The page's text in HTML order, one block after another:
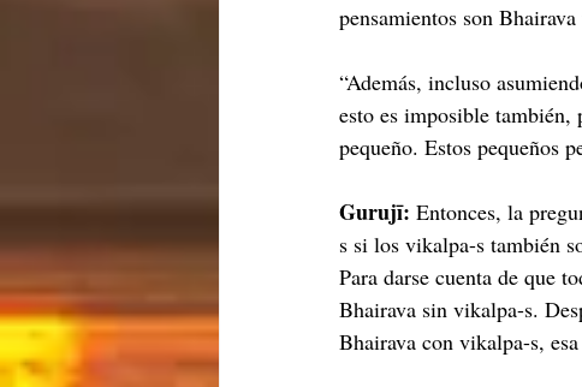
pensamientos son
“Además, incluso
esto es imposible también,
pequeño. Estos pequeños
Gurujī: Entonces, la
s si los vikalpa-s también
Para darse cuenta de que
Bhairava sin vikalpa-s.
Bhairava con vikalpa-s,